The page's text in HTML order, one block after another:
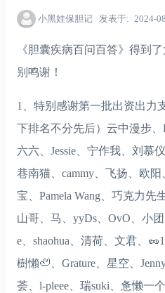
小黑娃保胆记 发表于 2024-
《胆囊疾病百问百答》得到
别鸣谢！
1、特别感谢第一批出资出力
下排名不分先后）云中漫步、
六六、Jessie、宁作我、刘慕
巷南猫、cammy、飞扬、欧
宝、Pamela Wang、巧克力先
山哥、马、yyDs、OvO、小
e、shaohua、清荷、文君、
樹懶🦥、Grature、星空、
荟、l-pleee、瑞suki、惫懒一